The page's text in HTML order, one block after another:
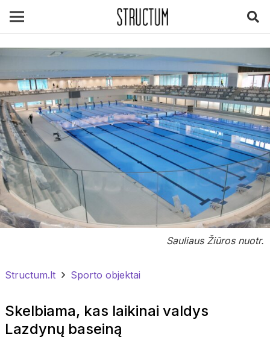
Sauliaus Žiūros nuotr.
Structum.lt Sporto objektai
Skelbiama, kas laikinai valdys
Lazdynų baseiną